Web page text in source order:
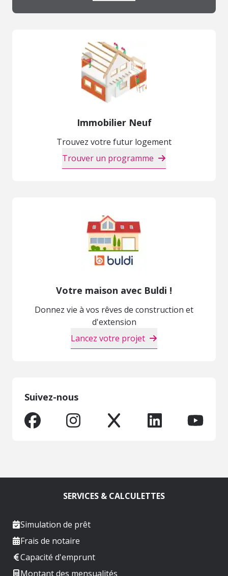
Immobilier Neuf
Trouvez votre futur logement
Trouver un programme
Votre maison avec Buldi !
Donnez vie à vos rêves de construction et
d'extension
Lancez votre projet
Suivez-nous
SERVICES & CALCULETTES
Simulation de prêt
Frais de notaire
Capacité d'emprunt
Montant des mensualités